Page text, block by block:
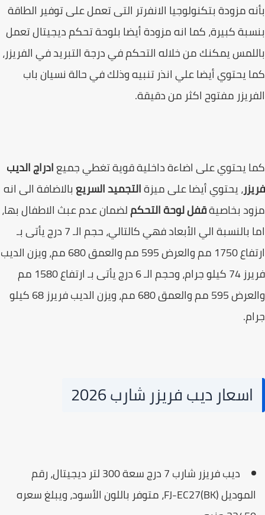
مزودة بتكنولوجيا الانفرتر التى تعمل على توفير الطاقة
كبيرة، كما انه مزودة أيضا بلوحة تحكم ديجيتال تعمل
يمكنك من خلاله التحكم في درجة التبريد في الفريزر،
يحتوي أيضا علي انذر تنبيه وذلك في حالة نسيان باب
مفتوح اكثر من دقيقة.
يحتوي على اضاءة داخلية قوية تغطي جميعادراج الديب
، يحتوي أيضا على ميزةالتجميد السريعبالاضافة الى انه
بخاصيةقفل لوحة التحكملضمان عدم عبث الاطفال بها،
اما بالنسبة الي الأبعاد فهي كالتالي، حجم الـ 7 درج يأتى بـ
ارتفاع 1750 مم والعرض 595 مم والعمق 680 مم، ويزن الديب
فريرز 74 كيلو جرام، وحجم الـ 6 درج يأتى بـ ارتفاع 1580 مم
والعرض 595 مم والعمق 680 مم، ويزن الديب فريرز 68 كيلو
اسعار ديب فريزر شارب 2026
ديب فريزر شارب 7 درج سعة 300 لتر ديجيتال، رقم
الموديل FJ-EC27(BK)، متوفر باللون الأسود، ويبلغ سعره